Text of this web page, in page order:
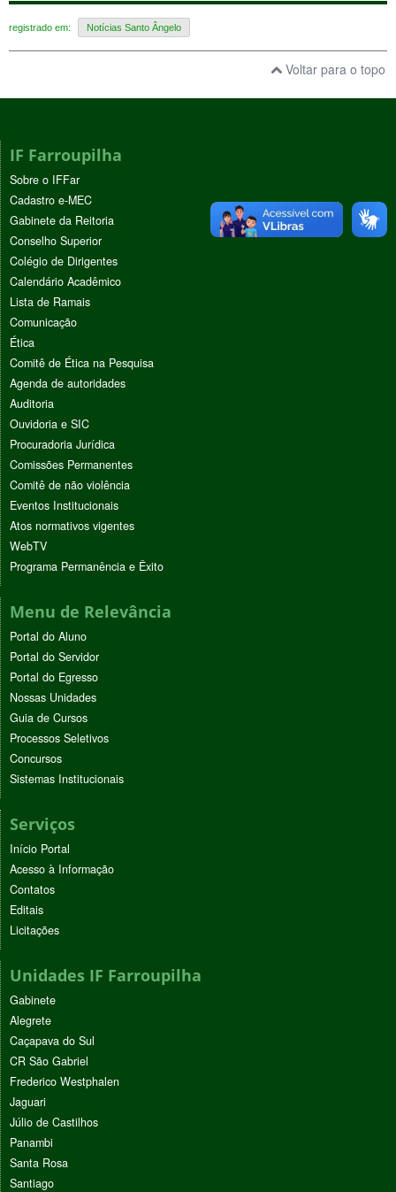
registrado em: Notícias Santo Ângelo
Voltar para o topo
IF Farroupilha
Sobre o IFFar
Cadastro e-MEC
Gabinete da Reitoria
Conselho Superior
Colégio de Dirigentes
Calendário Acadêmico
Lista de Ramais
Comunicação
Ética
Comitê de Ética na Pesquisa
Agenda de autoridades
Auditoria
Ouvidoria e SIC
Procuradoria Jurídica
Comissões Permanentes
Comitê de não violência
Eventos Institucionais
Atos normativos vigentes
WebTV
Programa Permanência e Êxito
Menu de Relevância
Portal do Aluno
Portal do Servidor
Portal do Egresso
Nossas Unidades
Guia de Cursos
Processos Seletivos
Concursos
Sistemas Institucionais
Serviços
Início Portal
Acesso à Informação
Contatos
Editais
Licitações
Unidades IF Farroupilha
Gabinete
Alegrete
Caçapava do Sul
CR São Gabriel
Frederico Westphalen
Jaguari
Júlio de Castilhos
Panambi
Santa Rosa
Santiago